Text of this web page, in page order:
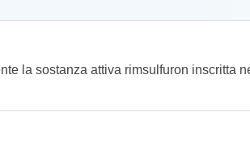
la sostanza attiva rimsulfuron inscritta